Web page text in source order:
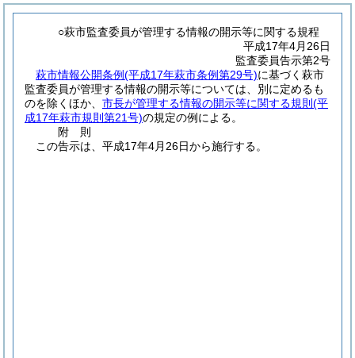
○萩市監査委員が管理する情報の開示等に関する規程
平成17年4月26日
監査委員告示第2号
萩市情報公開条例(平成17年萩市条例第29号)に基づく萩市
監査委員が管理する情報の開示等については、別に定めるも
のを除くほか、 市長が管理する情報の開示等に関する規則 (平
成17年萩市規則第21号)の規定の例による。
附 則
この告示は、平成17年4月26日から施行する。